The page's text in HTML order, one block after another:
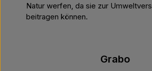
Natur werfen, da sie zur
beitragen können.
Grabo